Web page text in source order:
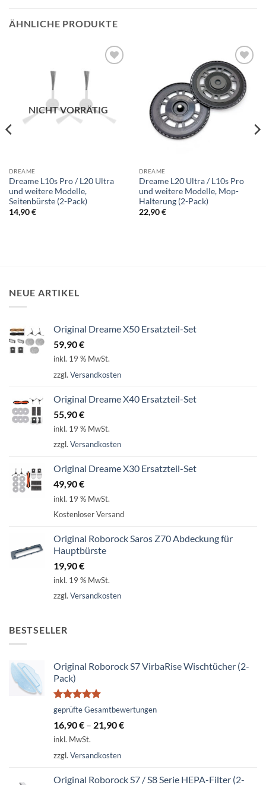
ÄHNLICHE PRODUKTE
NICHT VORRÄTIG
DREAME
Dreame L10s Pro / L20 Ultra
und weitere Modelle,
Seitenbürste (2-Pack)
14,90€
Add to
wishlist
DREAME
Dreame L20 Ultra / L10s Pro
und weitere Modelle, Mop-
Halterung (2-Pack)
22,90€
NEUE ARTIKEL
Original Dreame X50 Ersatzteil-Set
59,90€
inkl. 19 % MwSt.
zzgl. Versandkosten
Original Dreame X40 Ersatzteil-Set
55,90€
inkl. 19 % MwSt.
zzgl. Versandkosten
Original Dreame X30 Ersatzteil-Set
49,90€
inkl. 19 % MwSt.
Kostenloser Versand
Original Roborock Saros Z70 Abdeckung für
Hauptbürste
19,90€
inkl. 19 % MwSt.
zzgl. Versandkosten
BESTSELLER
Original Roborock S7 VirbaRise Wischtücher (2-
Pack)
Bewertet
von 5
geprüfte Gesamtbewertungen
16,90€ – 21,90€
inkl. MwSt.
zzgl. Versandkosten
Original Roborock S7 / S8 Serie HEPA-Filter (2-